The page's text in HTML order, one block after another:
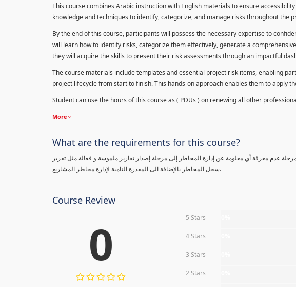
This course combines Arabic instruction with English materials to ensure
knowledge and techniques to identify, categorize, and manage risks throughout the
By the end of this course, participants will possess the necessary expertise to
will learn how to identify risks, categorize them effectively, generate a
they will acquire the skills to present their risk assessments through an impactful
The course materials include templates and essential project risk items, enabling
project lifecycle from start to finish. This hands-on approach enables them to apply
Student can use the hours of this course as ( PDUs ) on renewing all other
More
What are the requirements for this course?
من مرحلة عدم معرفة أي معلومة عن إدارة المخاطر إلى مرحلة إصدار تقارير ملموسة و فعالة مثل تقرير
سجل المخاطر بالإضافة الى المقدرة التامية لإدارة مخاطر المشاريع.
Course Review
0 5 Stars
4 Stars
3 Stars
2 Stars